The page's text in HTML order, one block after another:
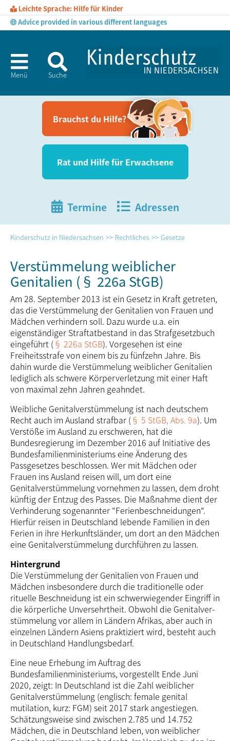
Leichte Sprache: Hilfe für Kinder
Advice provided in various different languages
Menü Suche
Brauchst du Hil­fe?
Rat und Hil­fe für Erwachsene
Termine Adressen
Kinderschutz in Niedersachsen Rechtliches Gesetze
Verstümmelung weiblicher
Genitalien (§ 226a StGB)
Am 28. September 2013 ist ein Gesetz in Kraft getreten,
das die Verstümmelung der Genitalien von Frauen und
Mädchen verhindern soll. Dazu wurde u.a. ein
eigenständiger Straftatbestand in das Strafgesetzbuch
eingeführt (§ 226a StGB). Vorgesehen ist eine
Freiheitsstrafe von einem bis zu fünfzehn Jahre. Bis
dahin wurde die Verstümmelung weiblicher Genitalien
lediglich als schwere Körperverletzung mit einer Haft
von maximal zehn Jahren geahndet.
Weibliche Genitalverstümmelung ist nach deutschem
Recht auch im Ausland strafbar (§ 5 StGB, Abs. 9a). Um
Verstöße im Ausland zu erschweren, hat die
Bundesregierung im Dezember 2016 auf Initiative des
Bundes­familien­ministeriums eine Änderung des
Passgesetzes beschlossen. Wer mit Mädchen oder
Frauen ins Ausland reisen will, um dort eine
Genitalverstümmelung vornehmen zu lassen, dem droht
künftig der Entzug des Passes. Die Maßnahme dient der
Verhinderung sogenannter "Ferienbeschneidungen".
Hierfür reisen in Deutschland lebende Familien in den
Ferien in ihre Herkunftsländer, um dort an den Mädchen
eine Genital­ver­stümme­lung durchführen zu lassen.
Hintergrund
Die Verstümmelung der Genitalien von Frauen und
Mädchen insbesondere durch die traditionelle oder
rituelle Beschneidung ist ein schwerwiegender Eingriff in
die körperliche Unversehrtheit. Obwohl die Genital­ver­
stümme­lung vor allem in Ländern Afrikas, aber auch in
einzelnen Ländern Asiens praktiziert wird, besteht auch
in Deutschland Handlungsbedarf.
Eine neue Erhebung im Auftrag des
Bundesfamilienministeriums, vorgestellt Ende Juni
2020, zeigt: In Deutschland ist die Zahl weiblicher
Genitalverstümmelung (englisch: female genital
mutilation, kurz: FGM) seit 2017 stark angestiegen.
Schätzungsweise sind zwischen 2.785 und 14.752
Mädchen, die in Deutschland leben, von weiblicher